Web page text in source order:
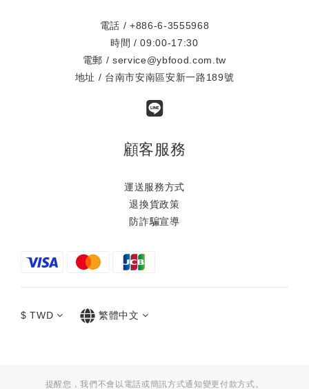
電話 / +886-6-3555968
時間 / 09:00-17:30
電郵 / service@ybfood.com.tw
地址 / 台南市安南區安新一路189號
顧客服務
運送服務方式
退換貨政策
防詐騙宣導
$ TWD 繁體中文
提醒您，我們不會以電話或簡訊方式通知變更付款方式。